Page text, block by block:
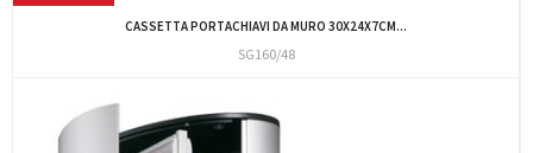
CASSETTA PORTACHIAVI DA MURO 30X24X7CM...
SG160/48